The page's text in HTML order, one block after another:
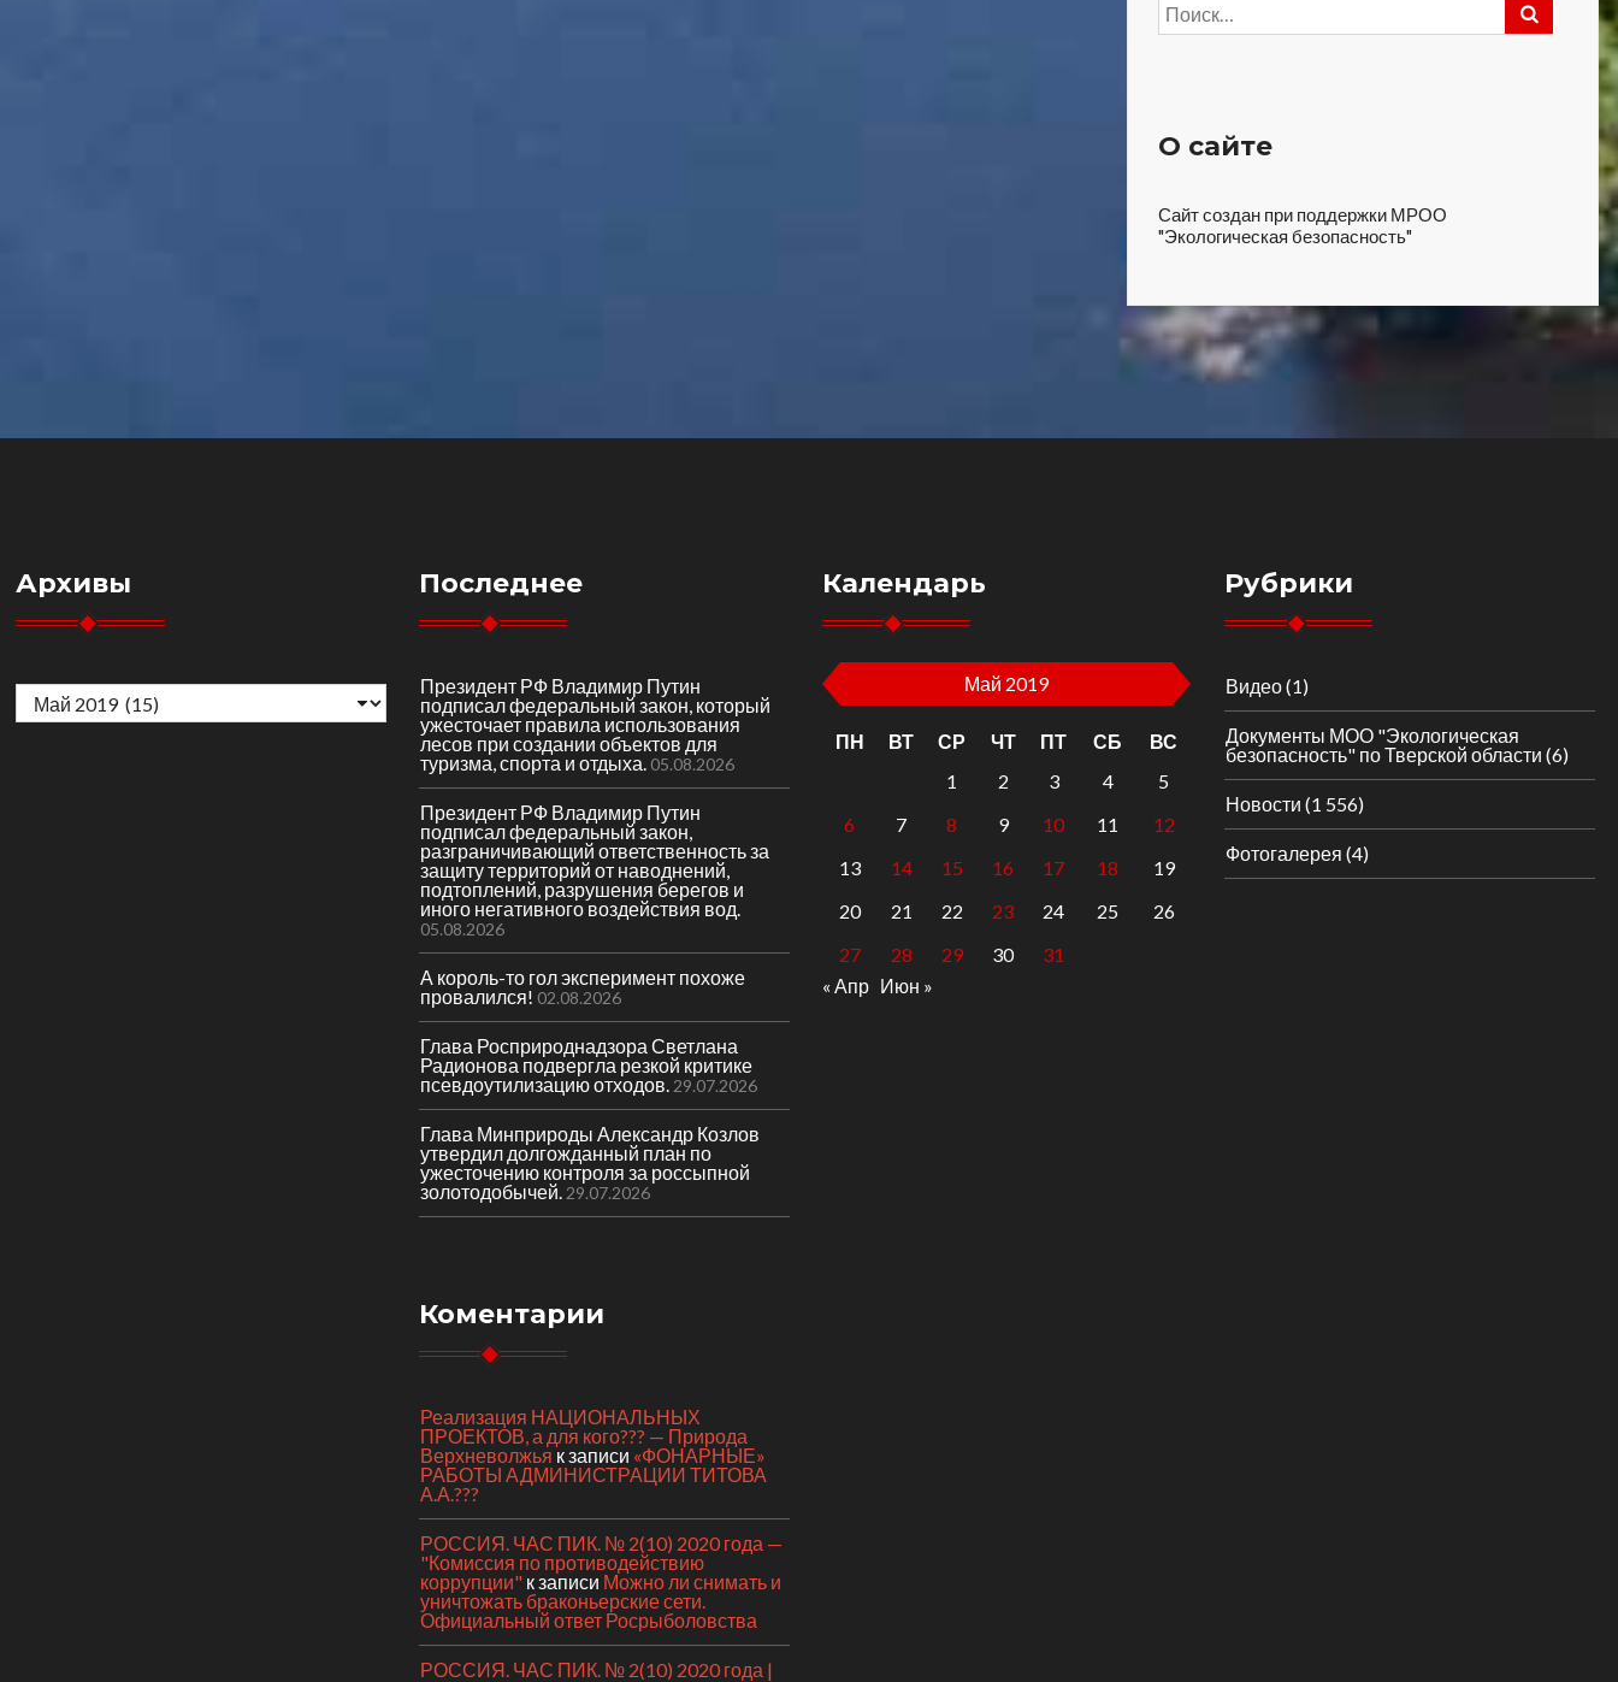
Найти:
О сайте
Сайт создан при поддержки МРОО
"Экологическая безопасность"
Архивы Последнее
Президент РФ Владимир Путин
подписал федеральный закон, который
ужесточает правила использования
лесов при создании объектов для
туризма, спорта и отдыха. 05.08.2026
Президент РФ Владимир Путин
подписал федеральный закон,
разграничивающий ответственность за
защиту территорий от наводнений,
подтоплений, разрушения берегов и
иного негативного воздействия вод.
05.08.2026
А король-то гол эксперимент похоже
провалился! 02.08.2026
Глава Росприроднадзора Светлана
Радионова подвергла резкой критике
псевдоутилизацию отходов. 29.07.2026
Глава Минприроды Александр Козлов
утвердил долгожданный план по
ужесточению контроля за россыпной
золотодобычей. 29.07.2026
Коментарии
Реализация НАЦИОНАЛЬНЫХ
ПРОЕКТОВ, а для кого??? — Природа
Верхневолжьяк записи «ФОНАРНЫЕ»
РАБОТЫ АДМИНИСТРАЦИИ ТИТОВА
А.А.???
РОССИЯ. ЧАС ПИК. № 2(10) 2020 года —
"Комиссия по противодействию
коррупции" к записи Можно ли снимать и
уничтожать браконьерские сети.
Официальный ответ Росрыболовства
РОССИЯ. ЧАС ПИК. № 2(10) 2020 года |
Календарь
Май 2019
ПН ВТ СР ЧТ ПТ СБ
ВС
1
2 3 4
5
6
7 8 9 10 11
12
13
14 15 16 17 18
19
20
21 22 23 24 25
26
27
28 29 30
31
« Апр Июн »
Рубрики
Видео(1)
Документы МОО "Экологическая
безопасность" по Тверской области (6)
Новости (1 556)
Фотогалерея (4)